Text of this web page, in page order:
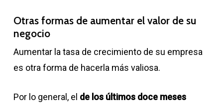
Otras formas de aumentar el valor de su
negocio
Aumentar la tasa de crecimiento de su empresa
es otra forma de hacerla más valiosa.
Por lo general, el de los últimos doce meses